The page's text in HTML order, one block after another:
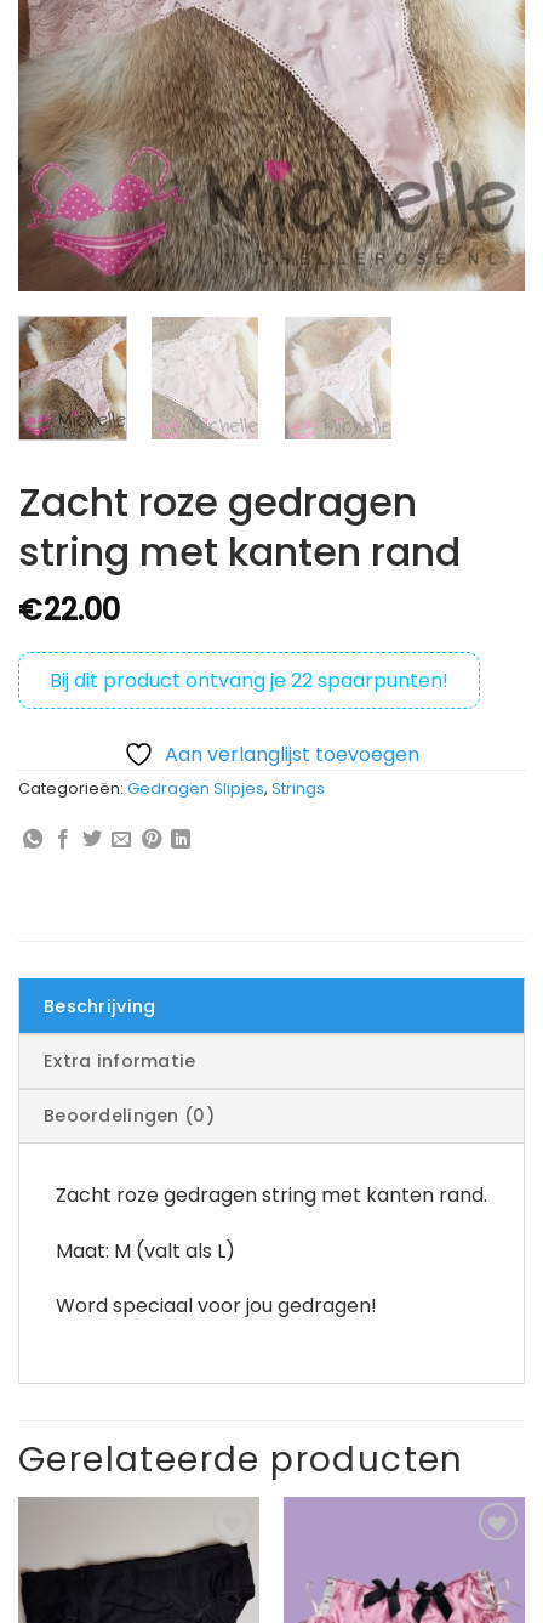
Zacht roze gedragen
string met kanten rand
€22.00
Bij dit product ontvang je22spaarpunten!
Aan verlanglijst toevoegen
Categorieën: Gedragen Slipjes, Strings
Beschrijving
Extra informatie
Beoordelingen (0)
Zacht roze gedragen string met kanten rand.
Maat: M (valt als L)
Word speciaal voor jou gedragen!
Gerelateerde producten